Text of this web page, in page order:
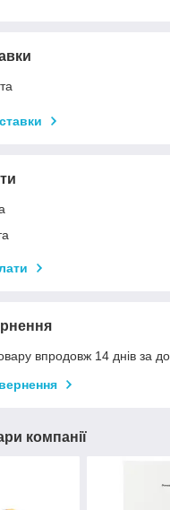
впродовж 14 днів за
компанії